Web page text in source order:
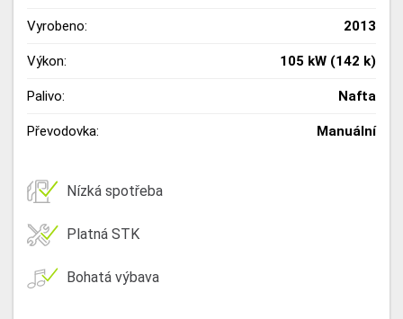
Vyrobeno: 2013
Výkon: 105 kW (142 k)
Palivo: Nafta
Převodovka: Manuální
Nízká spotřeba
Platná STK
Bohatá výbava